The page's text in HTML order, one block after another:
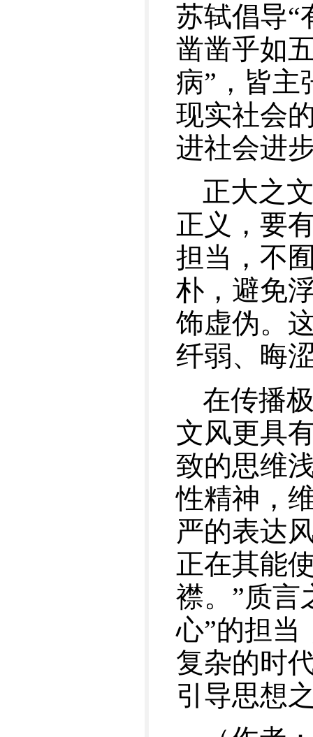
苏轼倡导“
凿凿乎如
病”，皆主
现实社会
进社会进
正大之
正义，要
担当，不
朴，避免
饰虚伪。
纤弱、晦
在传播
文风更具
致的思维
性精神，
严的表达
正在其能
襟。”质言
心”的担当
复杂的时
引导思想